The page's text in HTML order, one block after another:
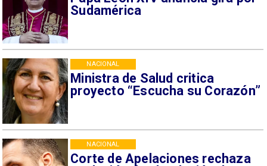
Sudamérica
Ministra de Salud critica
proyecto “Escucha su Corazón”
NACIONAL
Corte de Apelaciones rechaza
NACIONAL